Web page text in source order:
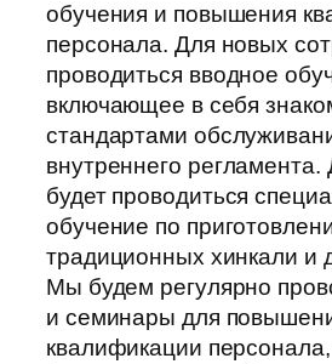
обучения и повышения
персонала. Для новых
проводиться вводное
включающее в себя
стандартами
внутреннего регламента.
будет проводиться
обучение по
традиционных хинкали и
Мы будем регулярно
и семинары для
квалификации